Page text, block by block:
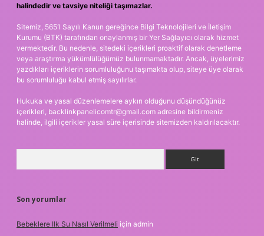
halindedir ve tavsiye niteliği taşımazlar.
Sitemiz, 5651 Sayılı Kanun gereğince Bilgi Teknolojileri ve İletişim
Kurumu (BTK) tarafından onaylanmış bir Yer Sağlayıcı olarak hizmet
vermektedir. Bu nedenle, sitedeki içerikleri proaktif olarak denetleme
veya araştırma yükümlülüğümüz bulunmamaktadır. Ancak, üyelerimiz
yazdıkları içeriklerin sorumluluğunu taşımakta olup, siteye üye olarak
bu sorumluluğu kabul etmiş sayılırlar.
Hukuka ve yasal düzenlemelere aykırı olduğunu düşündüğünüz
içerikleri, backlinkpanelicomtr@gmail.com adresine bildirmeniz
halinde, ilgili içerikler yasal süre içerisinde sitemizden kaldırılacaktır.
Son yorumlar
Bebeklere Ilk Su Nasıl Verilmeli için admin